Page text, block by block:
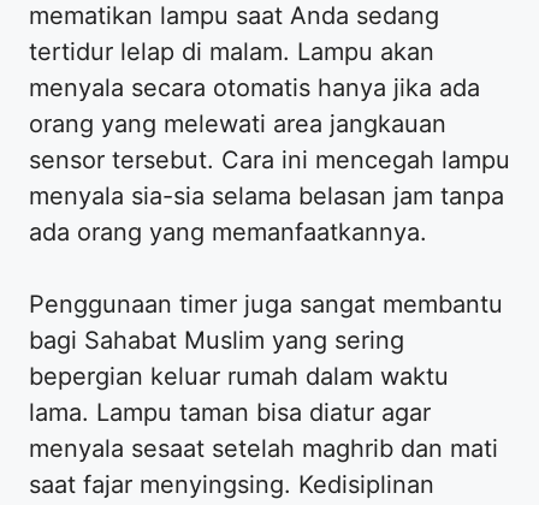
mematikan lampu saat Anda sedang
tertidur lelap di malam. Lampu akan
menyala secara otomatis hanya jika ada
orang yang melewati area jangkauan
sensor tersebut. Cara ini mencegah lampu
menyala sia-sia selama belasan jam tanpa
ada orang yang memanfaatkannya.
Penggunaan timer juga sangat membantu
bagi Sahabat Muslim yang sering
bepergian keluar rumah dalam waktu
lama. Lampu taman bisa diatur agar
menyala sesaat setelah maghrib dan mati
saat fajar menyingsing. Kedisiplinan